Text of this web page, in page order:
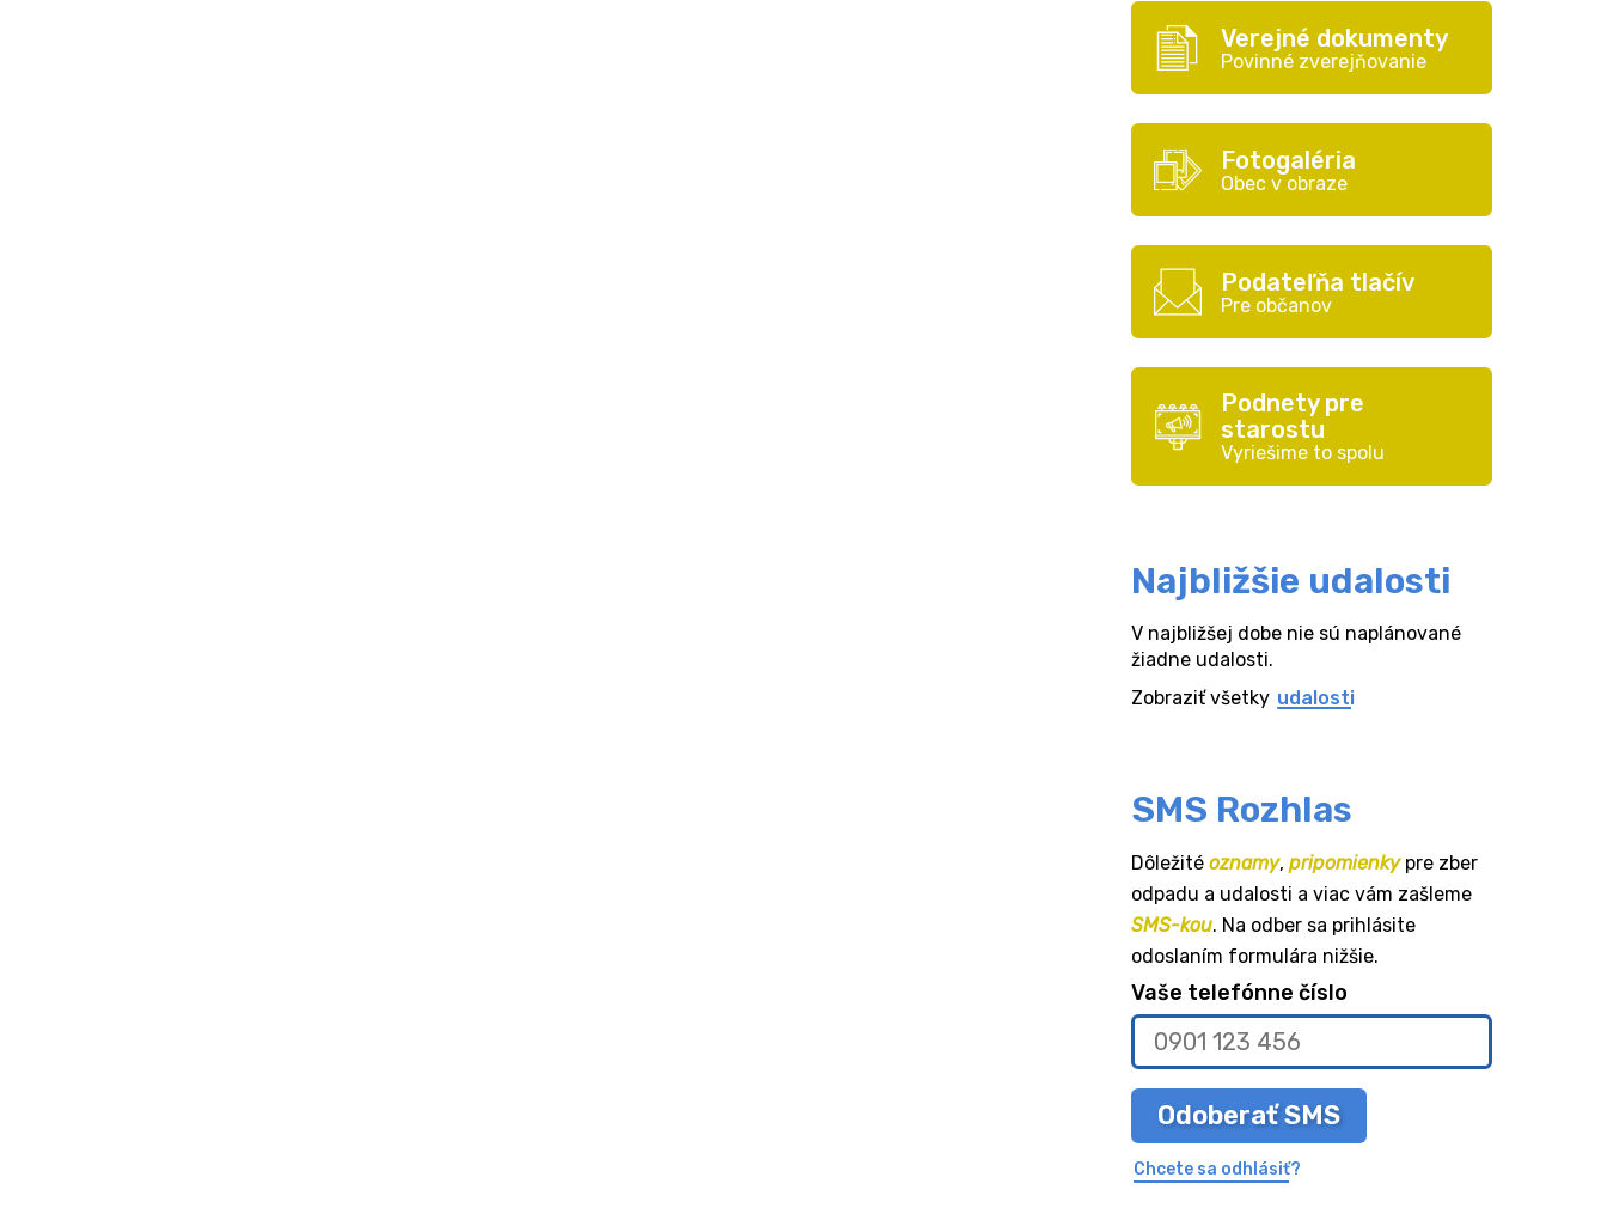
Verejné dokumenty
Povinné zverejňovanie
Fotogaléria
Obec v obraze
Podateľňa tlačív
Pre občanov
Podnety pre
starostu
Vyriešime to spolu
Najbližšie udalosti
V najbližšej dobe nie sú naplánované
žiadne udalosti.
Zobraziť všetky udalosti
SMS Rozhlas
Dôležité oznamy, pripomienkypre zber
odpadu a udalosti a viac vám zašleme
SMS-kou. Na odber sa prihlásite
odoslaním formulára nižšie.
Vaše telefónne číslo
Odoberať SMS
Chcete sa odhlásiť?